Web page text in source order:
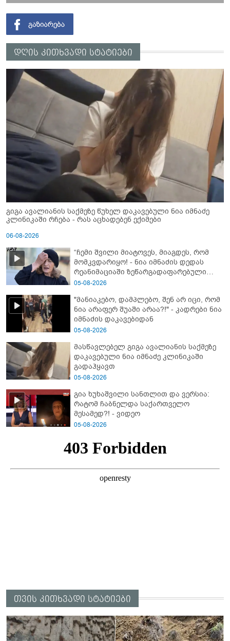
დღის კითხვადი სტატიები
გიგა ავალიანის საქმეზე წუხელ დაკავებული ნია იმნაძე
კლინიკაში რჩება - რას აცხადებენ ექიმები
06-08-2026
“ჩემი შვილი მიატოვეს, მიაგდეს, რომ
მომკვდარიყო! - ნია იმნაძის დედას
რეანიმაციაში ზეწარგადაფარებული
შვილი არ უნახავს” - გიგა ავალიანის
05-08-2026
"მანიაკებო, დამპლებო, შენ არ იცი, რომ
ნია არაფერ შუაში არაა?!" - კადრები ნია
იმნაძის დაკავებიდან
05-08-2026
მასწავლებელ გიგა ავალიანის საქმეზე
დაკავებული ნია იმნაძე კლინიკაში
გადაჰყავთ
05-08-2026
გია ხუხაშვილი სანთლით და ვერსია:
რატომ ჩაბნელდა საქართველო
მესამედ?! - ვიდეო
05-08-2026
თვის კითხვადი სტატიები